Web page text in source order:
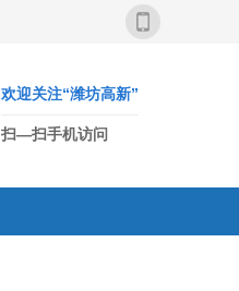
欢迎关注“潍坊高新”
扫—扫手机访问